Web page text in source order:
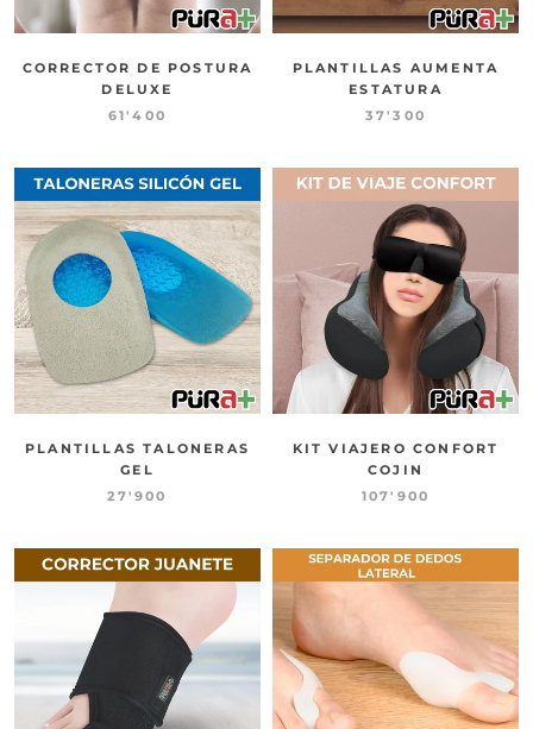
CORRECTOR DE POSTURA
DELUXE
61'400
PLANTILLAS AUMENTA
ESTATURA
37'300
PLANTILLAS TALONERAS
GEL
27'900
KIT VIAJERO CONFORT
COJIN
107'900